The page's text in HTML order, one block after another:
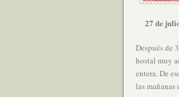
27 de
Después de
hostal muy
entera. De
las